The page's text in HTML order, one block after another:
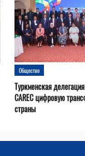
Общество
Туркменская
CAREC цифровую
страны